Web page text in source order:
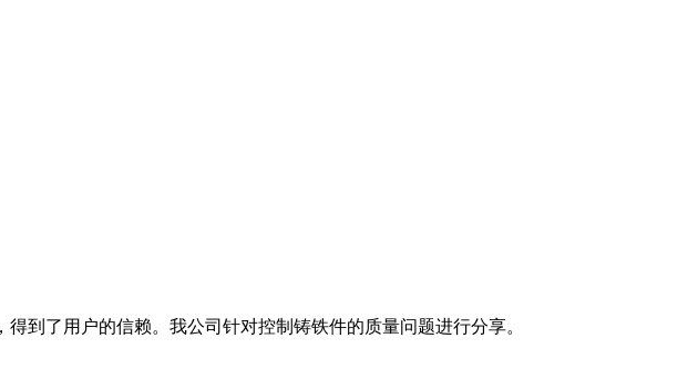
到了用户的信赖。我公司针对控制铸铁件的质量问题进行分享。